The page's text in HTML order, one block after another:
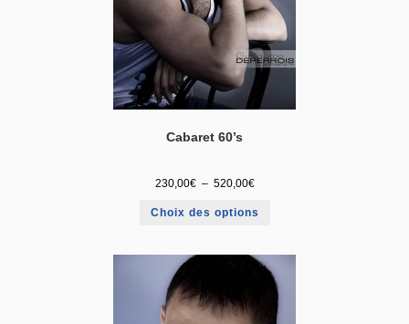
Cabaret 60’s
230,00€ – 520,00€
Choix des options